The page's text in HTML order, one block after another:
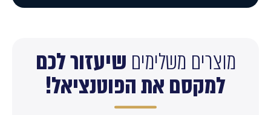
מוצרים משלימים שיעזור לכם
למקסם את הפוטנציאל!